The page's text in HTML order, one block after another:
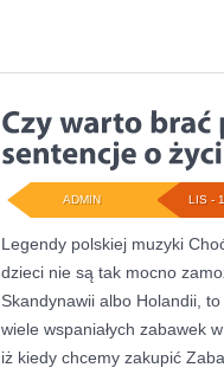
LIS -
ADMIN
Legendy polskiej muzyki
dzieci nie są tak mocno
Skandynawii albo Holandii,
wiele wspaniałych zabawek
iż kiedy chcemy zakupić